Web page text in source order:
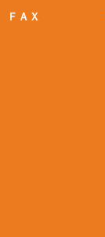
ＦＡＸ